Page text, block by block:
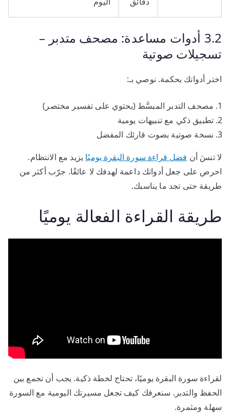
3.2 أدوات مساعدة: مصحف متدبر –
تسجيلات صوتية
اختر أدواتك بحكمة. نوصي بـ:
مصحف التدبر المبسَّط (يحتوي على تفسير مختصر)
تطبيق ذكي مع تنبيهات يومية
نسخة صوتية بصوت قارئك المفضل
لا تنسَ أن فضل قراءة سورة البقرة يوميًا يزيد مع الانتظام.
احرص على جعل أدواتك داعمة لهدفك لا عائقًا. جرّب أكثر من
طريقة حتى تجد ما يناسبك.
طريقة القراءة الفعالة يوميًا
لقراءة سورة البقرة يوميًا، تحتاج لخطة ذكية. يجب أن تجمع بين
الحفظ والتدبر. سنعرفك كيف تجعل مسيرتك اليومية مع السورة
سهلة ومثمرة.